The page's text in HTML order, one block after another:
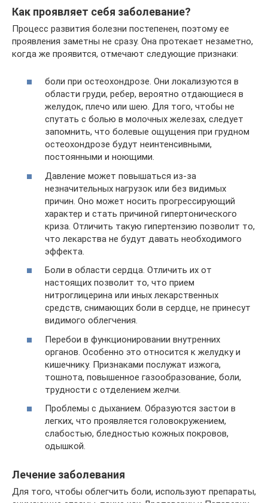
Как проявляет себя заболевание?
Процесс развития болезни постепенен, поэтому ее
проявления заметны не сразу. Она протекает незаметно,
когда же проявится, отмечают следующие признаки:
боли при остеохондрозе. Они локализуются в
области груди, ребер, вероятно отдающиеся в
желудок, плечо или шею. Для того, чтобы не
спутать с болью в молочных железах, следует
запомнить, что болевые ощущения при грудном
остеохондрозе будут неинтенсивными,
постоянными и ноющими.
Давление может повышаться из-за
незначительных нагрузок или без видимых
причин. Оно может носить прогрессирующий
характер и стать причиной гипертонического
криза. Отличить такую гипертензию позволит то,
что лекарства не будут давать необходимого
эффекта.
Боли в области сердца. Отличить их от
настоящих позволит то, что прием
нитроглицерина или иных лекарственных
средств, снимающих боли в сердце, не принесут
видимого облегчения.
Перебои в функционировании внутренних
органов. Особенно это относится к желудку и
кишечнику. Признаками послужат изжога,
тошнота, повышенное газообразование, боли,
трудности с отделением желчи.
Проблемы с дыханием. Образуются застои в
легких, что проявляется головокружением,
слабостью, бледностью кожных покровов,
одышкой.
Лечение заболевания
Для того, чтобы облегчить боли, используют препараты,